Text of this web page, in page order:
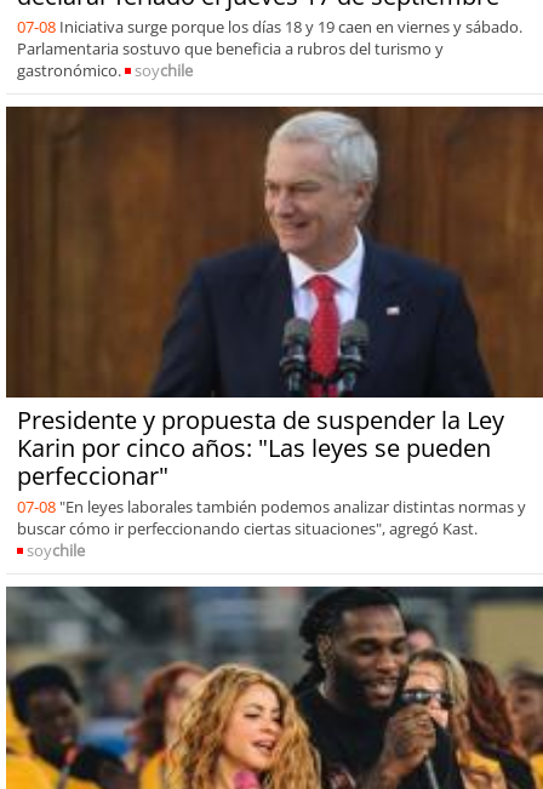
07-08 Iniciativa surge porque los días 18 y 19 caen en viernes y sábado.
Parlamentaria sostuvo que beneficia a rubros del turismo y
gastronómico.
soychile
Presidente y propuesta de suspender la Ley
Karin por cinco años: "Las leyes se pueden
perfeccionar"
07-08 "En leyes laborales también podemos analizar distintas normas y
buscar cómo ir perfeccionando ciertas situaciones", agregó Kast.
soychile